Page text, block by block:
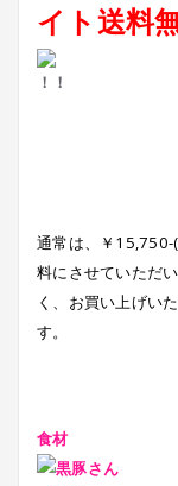
イト送料
通常は、￥15,750-
料にさせていただ
く、お買い上げい
す。
食材